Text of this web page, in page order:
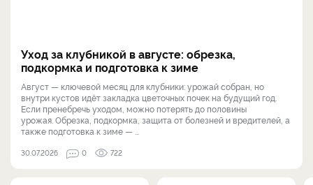
Уход за клубникой в августе: обрезка,
подкормка и подготовка к зиме
Август — ключевой месяц для клубники: урожай собран, но
внутри кустов идёт закладка цветочных почек на будущий год.
Если пренебречь уходом, можно потерять до половины
урожая. Обрезка, подкормка, защита от болезней и вредителей, а
также подготовка к зиме — ...
30.07.2026 0 722